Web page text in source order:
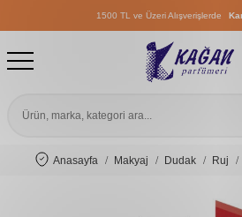
1500 TL ve Üzeri Alışverişlerde
1500 TL ve Üzeri Alışverişlerde
1500 TL ve Üzeri Alışverişlerde
Anasayfa Makyaj Dudak Ruj